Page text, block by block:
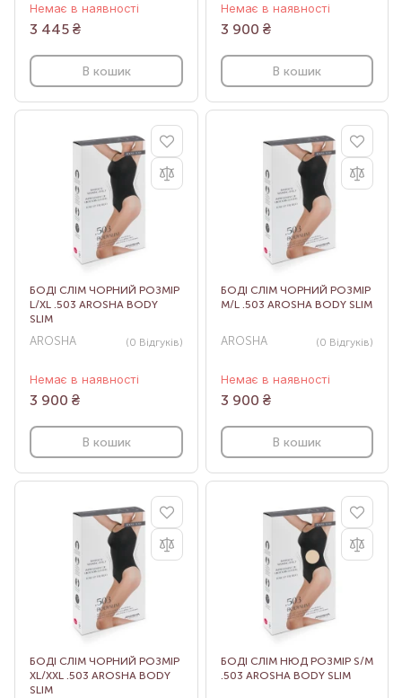
Немає в наявності
3 445 ₴
В кошик
Немає в наявності
3 900 ₴
В кошик
БОДІ СЛІМ ЧОРНИЙ РОЗМІР
L/XL .503 AROSHA BODY
SLIM
AROSHA (0 Відгуків)
Немає в наявності
3 900 ₴
В кошик
БОДІ СЛІМ ЧОРНИЙ РОЗМІР
M/L .503 AROSHA BODY SLIM
AROSHA (0 Відгуків)
Немає в наявності
3 900 ₴
В кошик
БОДІ СЛІМ ЧОРНИЙ РОЗМІР
XL/XXL .503 AROSHA BODY
SLIM
БОДІ СЛІМ НЮД РОЗМІР S/M
.503 AROSHA BODY SLIM